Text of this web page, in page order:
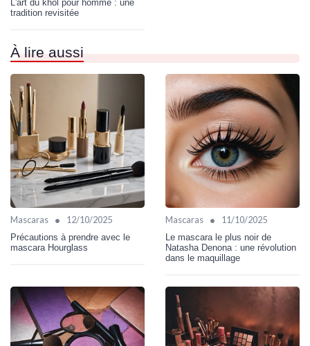
L'art du khôl pour homme : une
tradition revisitée
À lire aussi
Mascaras • 12/10/2025
Précautions à prendre avec le
mascara Hourglass
Mascaras • 11/10/2025
Le mascara le plus noir de
Natasha Denona : une révolution
dans le maquillage